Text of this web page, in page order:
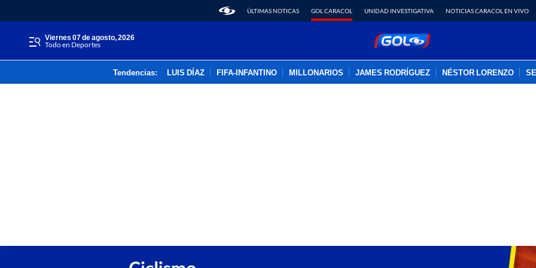
ÚLTIMAS NOTICAS GOL CARACOL UNIDAD INVESTIGATIVA NOTICIAS CARACOL EN VIVO
viernes 07 de agosto, 2026
Todo en Deportes
Tendencias: LUIS DÍAZ FIFA-INFANTINO MILLONARIOS JAMES RODRÍGUEZ NÉSTOR LORENZO